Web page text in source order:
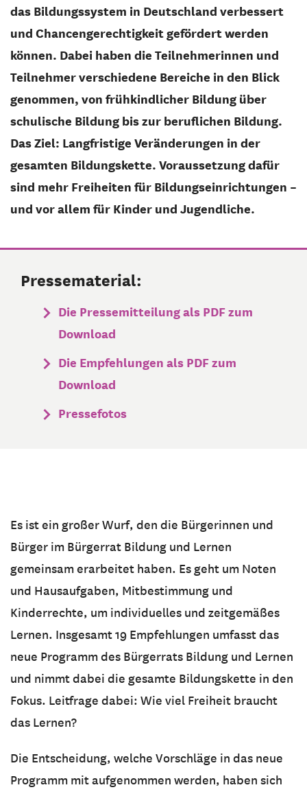
das Bildungssystem in Deutschland verbessert
und Chancengerechtigkeit gefördert werden
können. Dabei haben die Teilnehmerinnen und
Teilnehmer verschiedene Bereiche in den Blick
genommen, von frühkindlicher Bildung über
schulische Bildung bis zur beruflichen Bildung.
Das Ziel: Langfristige Veränderungen in der
gesamten Bildungskette. Voraussetzung dafür
sind mehr Freiheiten für Bildungseinrichtungen –
und vor allem für Kinder und Jugendliche.
Pressematerial:
Die Pressemitteilung als PDF zum
Download
Die Empfehlungen als PDF zum
Download
Pressefotos
Es ist ein großer Wurf, den die Bürgerinnen und
Bürger im Bürgerrat Bildung und Lernen
gemeinsam erarbeitet haben. Es geht um Noten
und Hausaufgaben, Mitbestimmung und
Kinderrechte, um individuelles und zeitgemäßes
Lernen. Insgesamt 19 Empfehlungen umfasst das
neue Programm des Bürgerrats Bildung und Lernen
und nimmt dabei die gesamte Bildungskette in den
Fokus. Leitfrage dabei: Wie viel Freiheit braucht
das Lernen?
Die Entscheidung, welche Vorschläge in das neue
Programm mit aufgenommen werden, haben sich